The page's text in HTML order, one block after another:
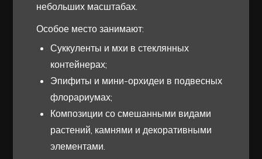
небольших масштабах.
Особое место занимают:
Суккуленты и мхи в стеклянных
контейнерах;
Эпифиты и мини-орхидеи в подвесных
флорариумах;
Композиции со смешанными видами
растений, камнями и декоративными
элементами.